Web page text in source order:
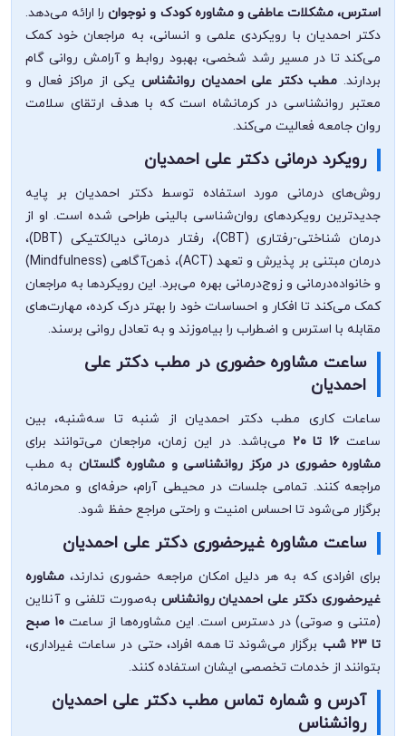
استرس، مشکلات عاطفی و مشاوره کودک و نوجوانرا ارائه می‌دهد.
دکتر احمدیان با رویکردی علمی و انسانی، به مراجعان خود کمک
می‌کند تا در مسیر رشد شخصی، بهبود روابط و آرامش روانی گام
بردارند. مطب دکتر علی احمدیان روانشناس یکی از مراکز فعال و
معتبر روانشناسی در کرمانشاه است که با هدف ارتقای سلامت
روان جامعه فعالیت می‌کند.
رویکرد درمانی دکتر علی احمدیان
روش‌های درمانی مورد استفاده توسط دکتر احمدیان بر پایه
جدیدترین رویکردهای روان‌شناسی بالینی طراحی شده است. او از
درمان شناختی-رفتاری (CBT)، رفتار درمانی دیالکتیکی (DBT)،
درمان مبتنی بر پذیرش و تعهد (ACT)، ذهن‌آگاهی (Mindfulness)
و خانواده‌درمانی و زوج‌درمانی بهره می‌برد. این رویکردها به مراجعان
کمک می‌کند تا افکار و احساسات خود را بهتر درک کرده، مهارت‌های
مقابله با استرس و اضطراب را بیاموزند و به تعادل روانی برسند.
ساعت مشاوره حضوری در مطب دکتر علی
احمدیان
ساعات کاری مطب دکتر احمدیان از شنبه تا سه‌شنبه، بین
ساعت ۱۶ تا ۲۰
می‌باشد. در این زمان، مراجعان می‌توانند برای
مشاوره حضوری در مرکز روانشناسی و مشاوره گلستان به مطب
مراجعه کنند. تمامی جلسات در محیطی آرام، حرفه‌ای و محرمانه
برگزار می‌شود تا احساس امنیت و راحتی مراجع حفظ شود.
ساعت مشاوره غیرحضوری دکتر علی احمدیان
برای افرادی که به هر دلیل امکان مراجعه حضوری ندارند، مشاوره
غیرحضوری دکتر علی احمدیان روانشناس به‌صورت تلفنی و آنلاین
(متنی و صوتی) در دسترس است. این مشاوره‌ها از ساعت
۱۰ صبح
تا ۲۳ شب
برگزار می‌شوند تا همه افراد، حتی در ساعات غیراداری،
بتوانند از خدمات تخصصی ایشان استفاده کنند.
آدرس و شماره تماس مطب دکتر علی احمدیان
روانشناس